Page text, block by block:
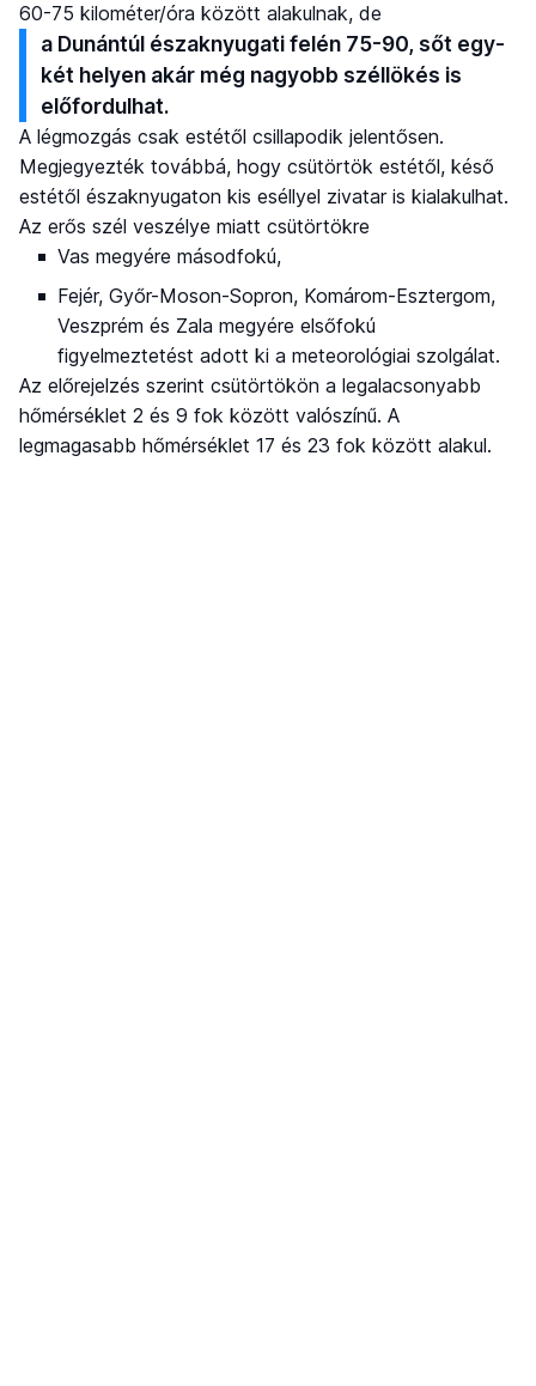
60-75 kilométer/óra között alakulnak, de
a Dunántúl északnyugati felén 75-90, sőt egy-
két helyen akár még nagyobb széllökés is
előfordulhat.
A légmozgás csak estétől csillapodik jelentősen.
Megjegyezték továbbá, hogy csütörtök estétől, késő
estétől északnyugaton kis eséllyel zivatar is kialakulhat.
Az erős szél veszélye miatt csütörtökre
Vas megyére másodfokú,
Fejér, Győr-Moson-Sopron, Komárom-Esztergom,
Veszprém és Zala megyére elsőfokú
figyelmeztetést adott ki a meteorológiai szolgálat.
Az előrejelzés szerint csütörtökön a legalacsonyabb
hőmérséklet 2 és 9 fok között valószínű. A
legmagasabb hőmérséklet 17 és 23 fok között alakul.